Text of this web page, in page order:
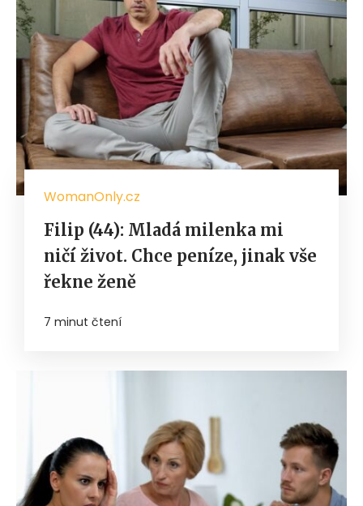
WomanOnly.cz
Filip (44): Mladá milenka mi
ničí život. Chce peníze, jinak vše
řekne ženě
7 minut čtení